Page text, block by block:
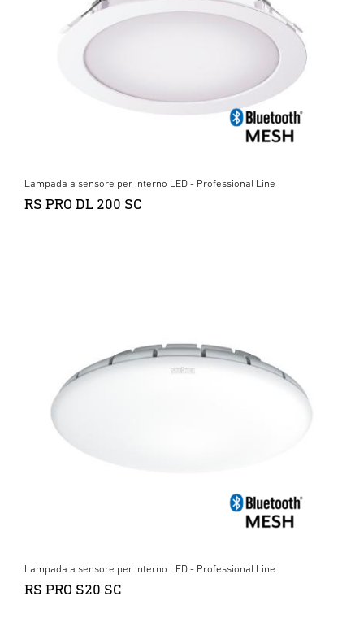
Lampada a sensore per interno LED - Professional Line
RS PRO DL 200 SC
Lampada a sensore per interno LED - Professional Line
RS PRO S20 SC